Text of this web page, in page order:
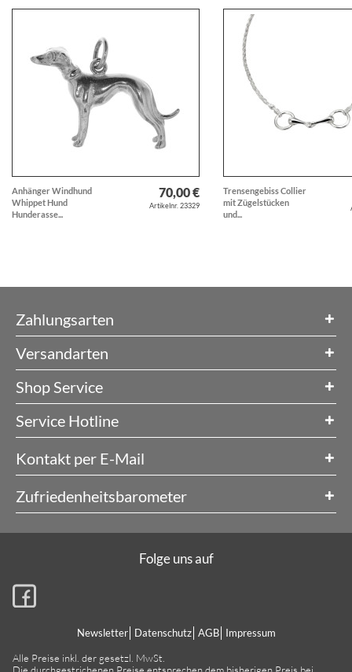
Anhänger Windhund
Whippet Hund
Hunderasse...
70,00 €
Artikelnr. 23329
Trensengebiss Collier
mit Zügelstücken
und...
Zahlungsarten
Versandarten
Shop Service
Service Hotline
Kontakt per E-Mail
Zufriedenheitsbarometer
Newsletter Datenschutz AGB Impressum
Alle Preise inkl. der gesetzl. MwSt.
Folge uns auf